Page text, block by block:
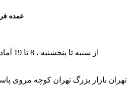
از شنبه تا پنجشنبه ، 8 تا 19 آماده پاسخگویی به شما هستیم
تهران بازار بزرگ تهران کوچه مروی